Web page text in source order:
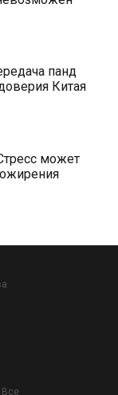
панд
Китая
может
Все